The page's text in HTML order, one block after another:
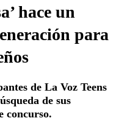
hace un
para
de La Voz Teens
de sus
concurso.